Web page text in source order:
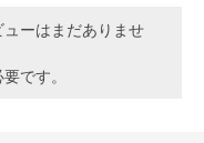
ーはまだありませ
です。